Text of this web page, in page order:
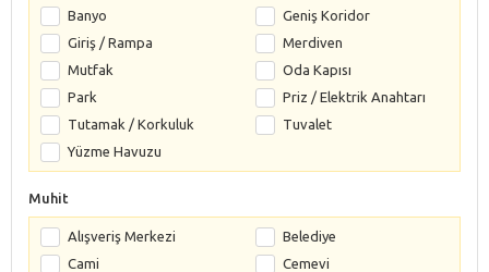
Banyo
Geniş Koridor
Giriş / Rampa
Merdiven
Mutfak
Oda Kapısı
Park
Priz / Elektrik Anahtarı
Tutamak / Korkuluk
Tuvalet
Yüzme Havuzu
Muhit
Alışveriş Merkezi
Belediye
Cami
Cemevi